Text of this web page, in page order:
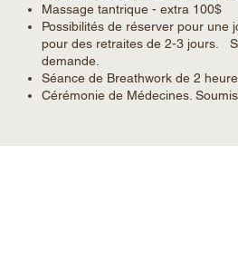
Massage tantrique - extra 100$
Possibilités de réserver pour une
pour des retraites de 2-3 jours.
demande.
Séance de Breathwork de 2
Cérémonie de Médecines.